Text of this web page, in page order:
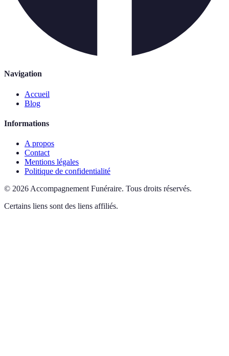
Navigation
Accueil
Blog
Informations
A propos
Contact
Mentions légales
Politique de confidentialité
© 2026 Accompagnement Funéraire. Tous droits réservés.
Certains liens sont des liens affiliés.